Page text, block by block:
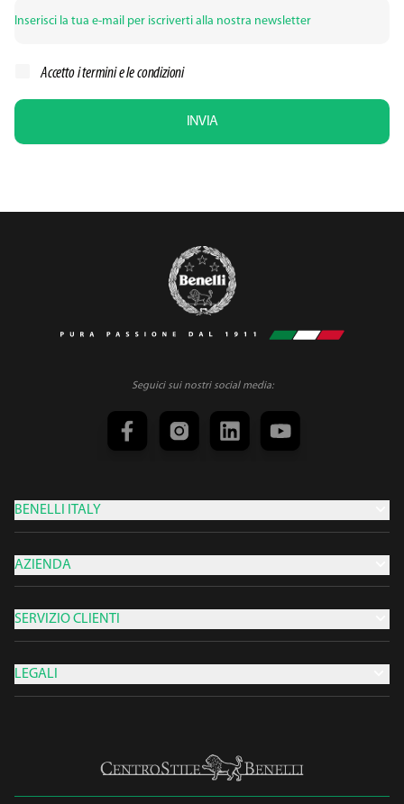
Accetto itermini e le condizioni
INVIA
Seguici sui nostri social media:
BENELLI ITALY
AZIENDA
SERVIZIO CLIENTI
LEGALI